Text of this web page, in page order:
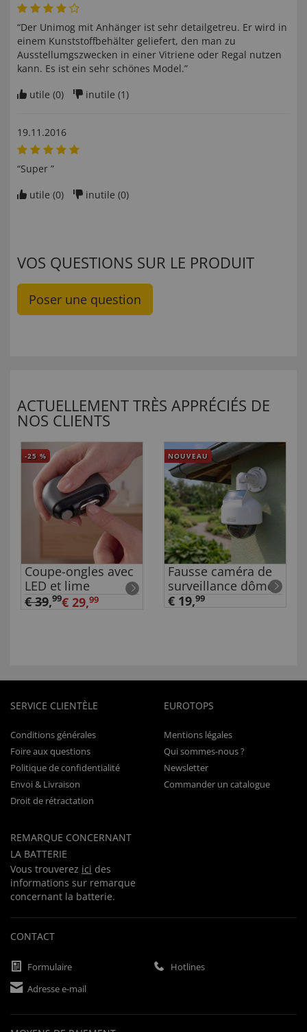
“Der Unimog mit Anhänger ist sehr detailgetreu. Er wird in
einem Kunststoffbehälter geliefert, den man zu
Ausstellumgszwecken in einer Vitriene oder Regal nutzen
kann. Es ist ein sehr schönes Model.”
utile (0) inutile (1)
19.11.2016
“Super ”
utile (0) inutile (0)
VOS QUESTIONS SUR LE PRODUIT
Poser une question
ACTUELLEMENT TRÈS APPRÉCIÉS DE
NOS CLIENTS
-25 %
Coupe-ongles avec
LED et lime
€ 39,99€ 29,99
NOUVEAU
Fausse caméra de
surveillance dôme
€ 19,99
SERVICE CLIENTÈLE
Conditions générales
Foire aux questions
Politique de confidentialité
Envoi & Livraison
Droit de rétractation
REMARQUE CONCERNANT
LA BATTERIE
Vous trouverez ici des
informations sur remarque
concernant la batterie.
EUROTOPS
Mentions légales
Qui sommes-nous ?
Newsletter
Commander un catalogue
CONTACT
Formulaire
Hotlines
Adresse e-mail